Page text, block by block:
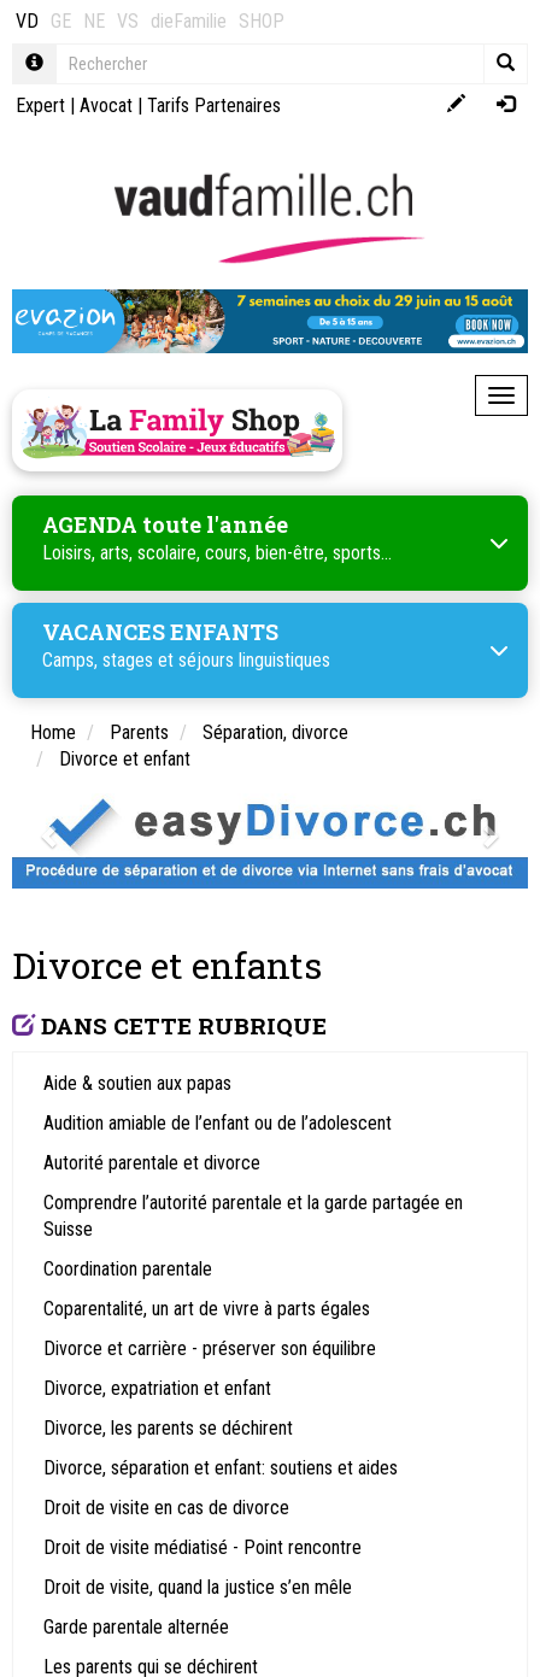
VD GE NE VS dieFamilie SHOP
Expert | Avocat | Tarifs Partenaires
AGENDA toute l'année
Loisirs, arts, scolaire, cours, bien-être, sports...
VACANCES ENFANTS
Camps, stages et séjours linguistiques
Home Parents
Séparation, divorce
Divorce et enfant
Divorce et enfants
DANS CETTE RUBRIQUE
Aide & soutien aux papas
Audition amiable de l’enfant ou de l’adolescent
Autorité parentale et divorce
Comprendre l’autorité parentale et la garde partagée en
Suisse
Coordination parentale
Coparentalité, un art de vivre à parts égales
Divorce et carrière - préserver son équilibre
Divorce, expatriation et enfant
Divorce, les parents se déchirent
Divorce, séparation et enfant: soutiens et aides
Droit de visite en cas de divorce
Droit de visite médiatisé - Point rencontre
Droit de visite, quand la justice s’en mêle
Garde parentale alternée
Les parents qui se déchirent